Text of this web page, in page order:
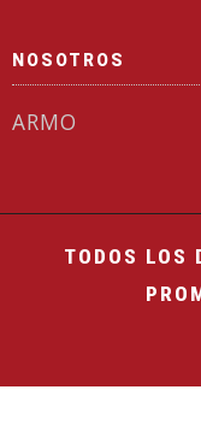
NOSOTROS
ARMO
TODOS LOS